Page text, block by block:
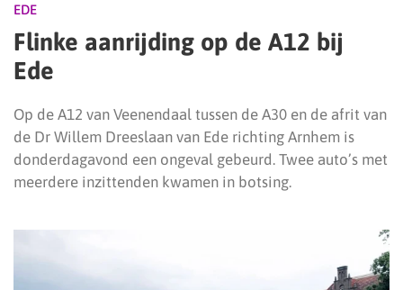
EDE
Flinke aanrijding op de A12 bij
Ede
Op de A12 van Veenendaal tussen de A30 en de afrit van
de Dr Willem Dreeslaan van Ede richting Arnhem is
donderdagavond een ongeval gebeurd. Twee auto’s met
meerdere inzittenden kwamen in botsing.